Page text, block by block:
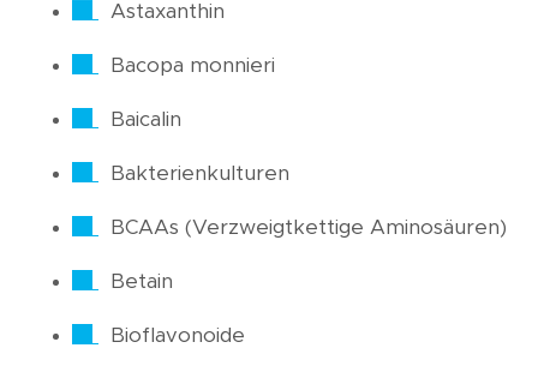
Astaxanthin
Bacopa monnieri
Baicalin
Bakterienkulturen
BCAAs (Verzweigtkettige Aminosäuren)
Betain
Bioflavonoide